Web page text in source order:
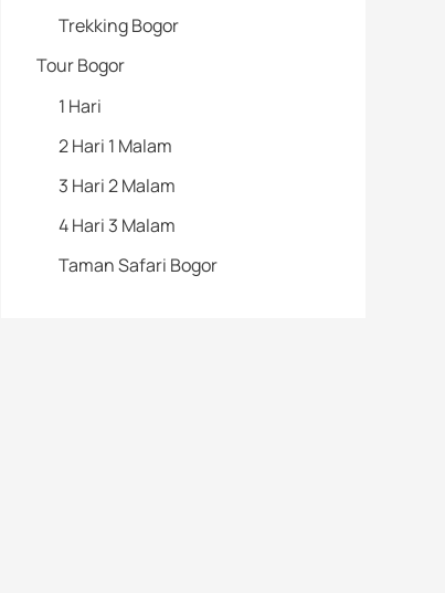
Trekking Bogor
Tour Bogor
1 Hari
2 Hari 1 Malam
3 Hari 2 Malam
4 Hari 3 Malam
Taman Safari Bogor